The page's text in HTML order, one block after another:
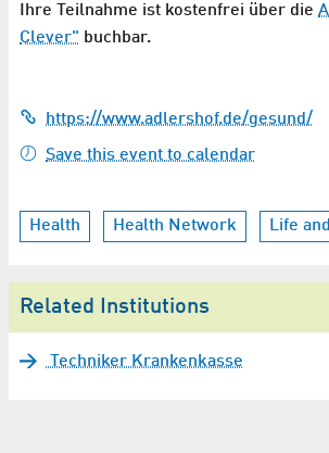
Ihre Teilnahme ist kostenfrei über die
Clever" buchbar.
https://www.adlershof.de/gesund/
Save this event to calendar
Health Health Network Life
Related Institutions
Techniker Krankenkasse